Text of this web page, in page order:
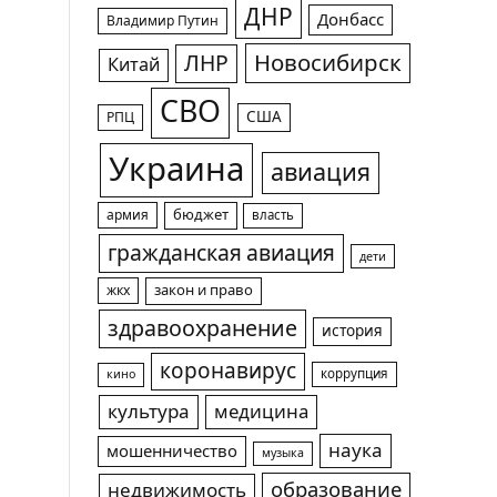
Владимир Путин ДНР Донбасс
Китай ЛНР Новосибирск
РПЦ СВО США
Украина авиация
армия бюджет власть
гражданская авиация дети
жкх закон и право
здравоохранение история
кино коронавирус коррупция
культура медицина
мошенничество музыка
наука
недвижимость
образование